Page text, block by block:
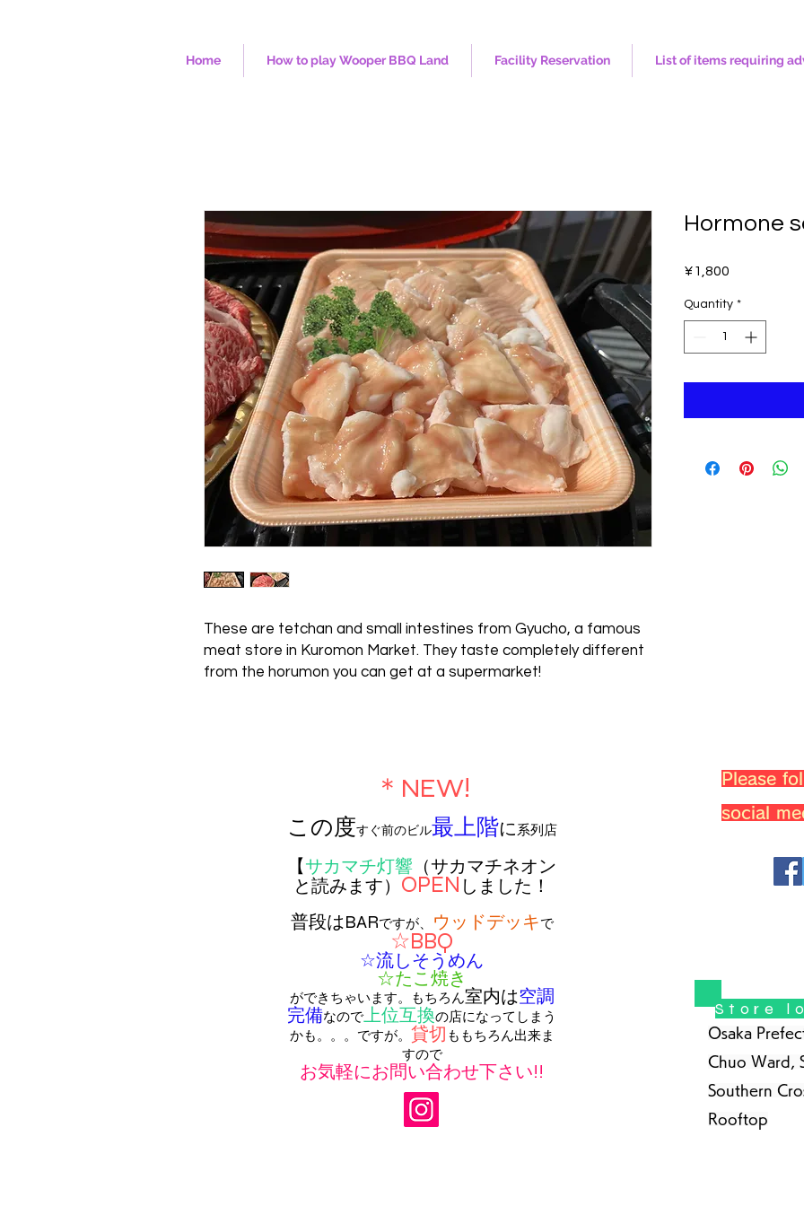
Home How to play Wooper BBQ Land Facility Reservation List of items requiring
These are tetchan and small intestines from Gyucho, a famous
meat store in Kuromon Market. They taste completely different
from the horumon you can get at a supermarket!
Hormone
¥1,800
Quantity *
​＊NEW!
この度すぐ前のビル最上階に系列店
【サカマチ灯響 （サカマチネオン
と読みます） OPEN しました！
普段はBARですが、 ウッドデッキで
☆BBQ
☆流しそうめん
☆たこ焼き
ができちゃいます。 もちろん室内は空調
完備なので上位互換の店になってしまう
かも。。。ですが。 貸切 ももちろん出来ま
すので
お気軽にお問い合わせ下さい!!
Please
social
Store
Osaka
Chuo Ward,
Southern
Rooftop